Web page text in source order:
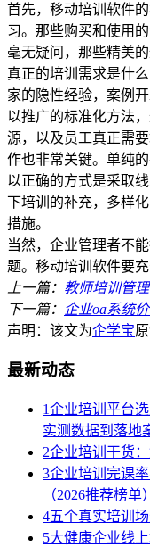
首先，移动培训软件
习。那些购买和使用
毫无疑问，那些精美
真正的培训需求是什
家的隐性经验，案例
以推广的标准化方法
源，以及员工真正需
作也非常关键。单纯
以正确的方式是采取
下培训的补充，多样
措施。
当然，企业管理者不
题。移动培训软件要
上一篇： 教师培训管
下一篇： 企业oa系统
声明：该文为企学宝
最新动态
1企业培训平台
实测数据到落地
2企业培训干货
3企业培训完课
（2026推荐榜单）
4五个真实培训
5大健康企业线